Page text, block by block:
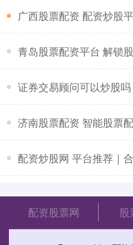
广西股票配资 配资炒股
青岛股票配资平台 解锁
证券交易顾问可以炒股
济南股票配资 智能股票
配资炒股网 平台推荐｜
配资股票网